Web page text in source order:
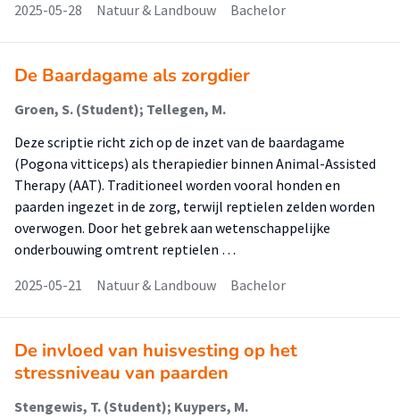
2025-05-28
Natuur & Landbouw Bachelor
De Baardagame als zorgdier
Groen, S. (Student); Tellegen, M.
Deze scriptie richt zich op de inzet van de baardagame
(Pogona vitticeps) als therapiedier binnen Animal-Assisted
Therapy (AAT). Traditioneel worden vooral honden en
paarden ingezet in de zorg, terwijl reptielen zelden worden
overwogen. Door het gebrek aan wetenschappelijke
onderbouwing omtrent reptielen …
2025-05-21
Natuur & Landbouw Bachelor
De invloed van huisvesting op het
stressniveau van paarden
Stengewis, T. (Student); Kuypers, M.